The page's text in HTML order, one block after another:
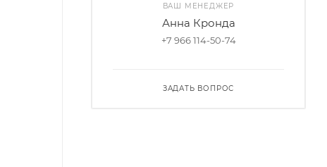
ВАШ МЕНЕДЖЕР
Анна Кронда
+7 966 114-50-74
ЗАДАТЬ ВОПРОС